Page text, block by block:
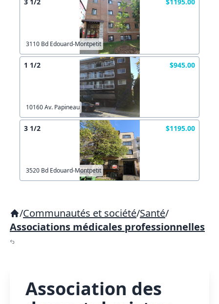
3110 Bd Edouard-Montpetit
1 1/2 $945.00
10160 Av. Papineau
3 1/2 $1195.00
3520 Bd Edouard-Montpetit
/Communautés et société/Santé/
Associations médicales professionnelles
Association des